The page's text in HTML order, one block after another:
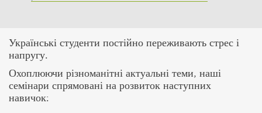
Українські студенти постійно переживають стрес і
напругу.
Охоплюючи різноманітні актуальні теми, наші
семінари спрямовані на розвиток наступних
навичок: